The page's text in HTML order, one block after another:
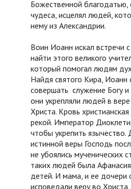
Божественной благодатью,
чудеса, исцелял людей,
нему из Александрии.
Воин Иоанн искал встречи
найти этого великого
который помогал людям
Найдя святого Кира, Иоанн
совершать служение Богу
они укрепляли людей в
Христа. Кровь
рекой. Император
чтобы укрепить язычество.
истинной веры Господь
не убоялись мученических
таких людей была
детей. И мама, и ее дочери
исповедали веру во